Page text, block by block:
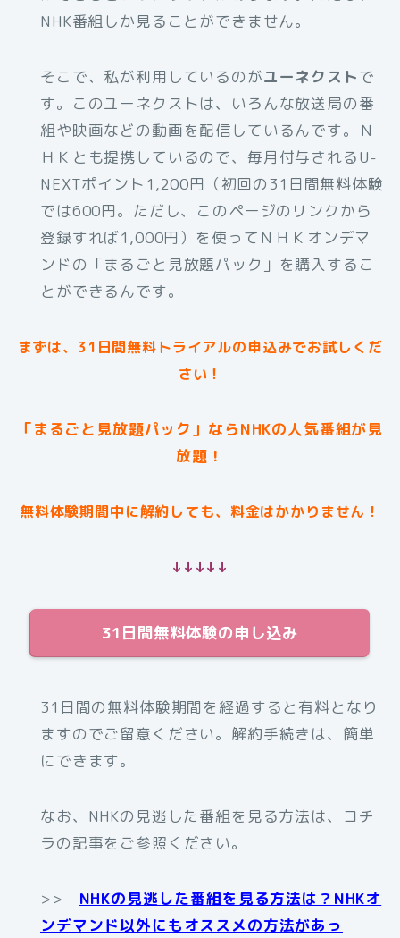
NHK番組しか見ることができません。
そこで、私が利用しているのがユーネクストで
す。このユーネクストは、いろんな放送局の番
組や映画などの動画を配信しているんです。Ｎ
ＨＫとも提携しているので、毎月付与されるU-
NEXTポイント1,200円（初回の31日間無料体験
では600円。ただし、このページのリンクから
登録すれば1,000円）を使ってＮＨＫオンデマ
ンドの「まるごと見放題パック」を購入するこ
とができるんです。
まずは、31日間無料トライアルの申込みでお試しくだ
さい！
「まるごと見放題パック」ならNHKの人気番組が見
放題！
無料体験期間中に解約しても、料金はかかりません！
↓↓↓↓↓
31日間無料体験の申し込み
31日間の無料体験期間を経過すると有料となり
ますのでご留意ください。解約手続きは、簡単
にできます。
なお、NHKの見逃した番組を見る方法は、コチ
ラの記事をご参照ください。
>> NHKの見逃した番組を見る方法は？NHKオ
ンデマンド以外にもオススメの方法があっ